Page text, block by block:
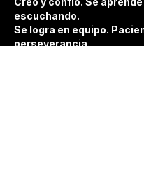
escuchando.
Se logra en equipo.
perseverancia.